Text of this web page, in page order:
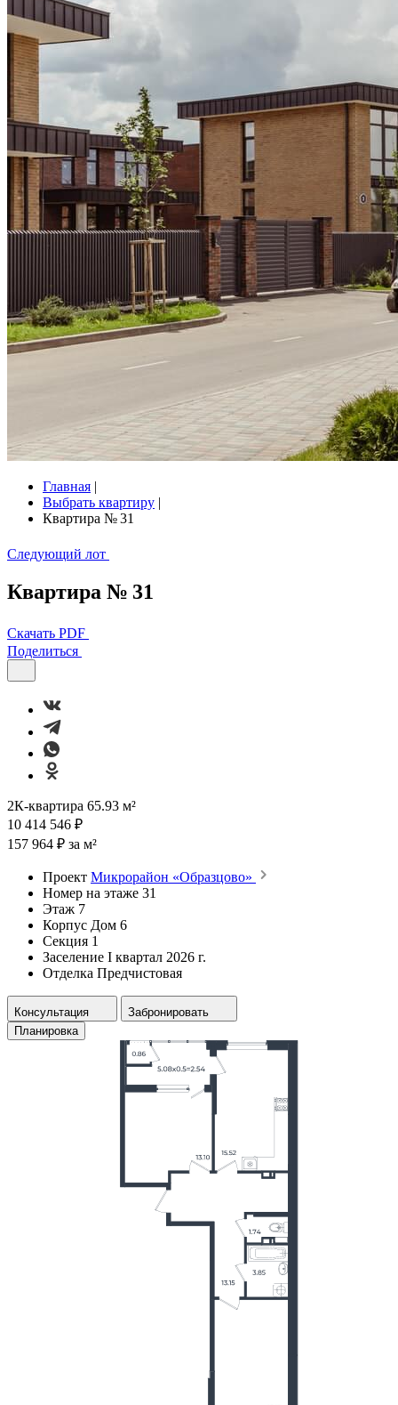
Главная |
Выбрать квартиру |
Квартира № 31
Следующий лот
Квартира № 31
Скачать PDF
Поделиться
2К-квартира 65.93 м²
10 414 546 ₽
157 964 ₽ за м²
Проект Микрорайон «Образцово»
Номер на этаже 31
Этаж 7
Корпус Дом 6
Секция 1
Заселение I квартал 2026 г.
Отделка Предчистовая
Консультация
Забронировать
Планировка